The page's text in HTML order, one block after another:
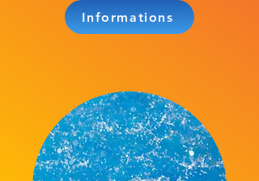
Informations